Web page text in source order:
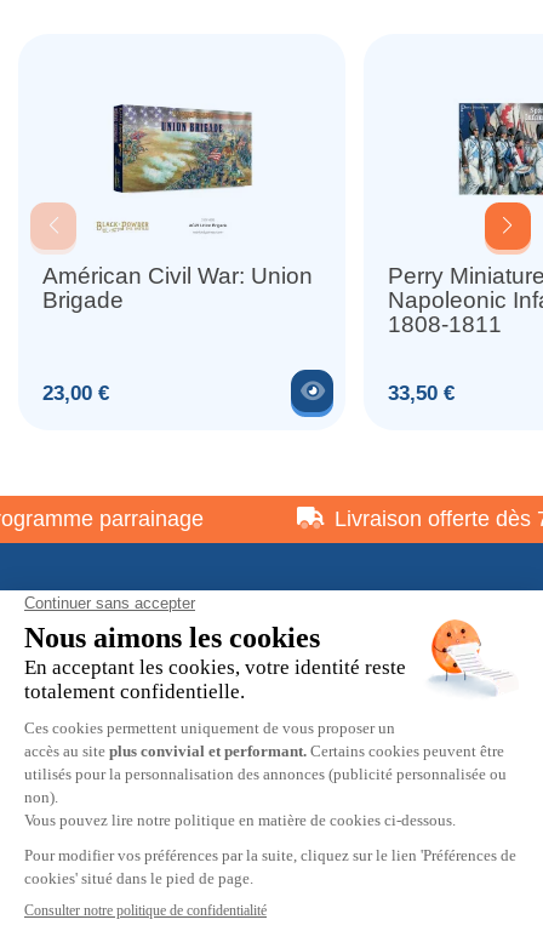
Américan Civil War: Union
Brigade
Prix
23,00 € Voir le produit
Perry
Napoleonic
1808-1811
Prix
33,50 €
parrainage Livraison offerte dès
À propos
Informations pratiques
Restons en contact
© 2026 HOBBY MAX -Mentions légales